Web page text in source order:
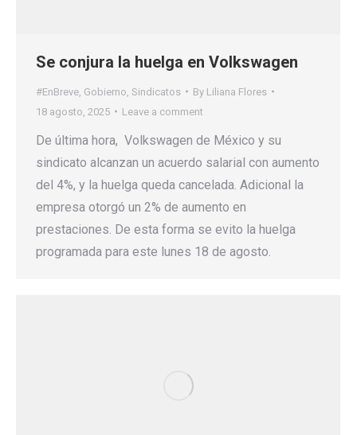
Se conjura la huelga en Volkswagen
#EnBreve Gobierno Sindicatos By Liliana Flores
18 agosto, 2025
Leave a comment
De última hora, Volkswagen de México y su
sindicato alcanzan un acuerdo salarial con aumento
del 4%, y la huelga queda cancelada. Adicional la
empresa otorgó un 2% de aumento en
prestaciones. De esta forma se evito la huelga
programada para este lunes 18 de agosto.